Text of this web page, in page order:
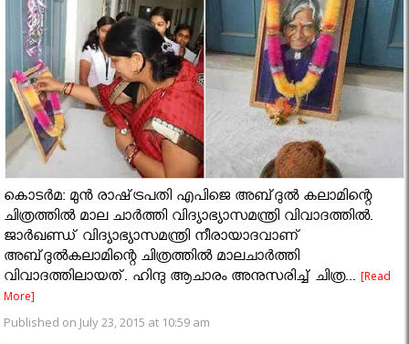
കൊടര്‍മ: മുന്‍ രാഷ്‌ട്രപതി എപിജെ അബ്‌ദുല്‍ കലാമിന്റെ
ചിത്രത്തില്‍ മാല ചാര്‍ത്തി വിദ്യാഭ്യാസമന്ത്രി വിവാദത്തില്‍.
ജാര്‍ഖണ്ഡ്‌ വിദ്യാഭ്യാസമന്ത്രി നീരായാദവാണ്‌
അബ്‌ദുല്‍കലാമിന്റെ ചിത്രത്തില്‍ മാലചാര്‍ത്തി
വിവാദത്തിലായത്‌. ഹിന്ദു ആചാരം അനുസരിച്ച്‌ ചിത്ര...[Read
More]
Published on July 23, 2015 at 10:59 am